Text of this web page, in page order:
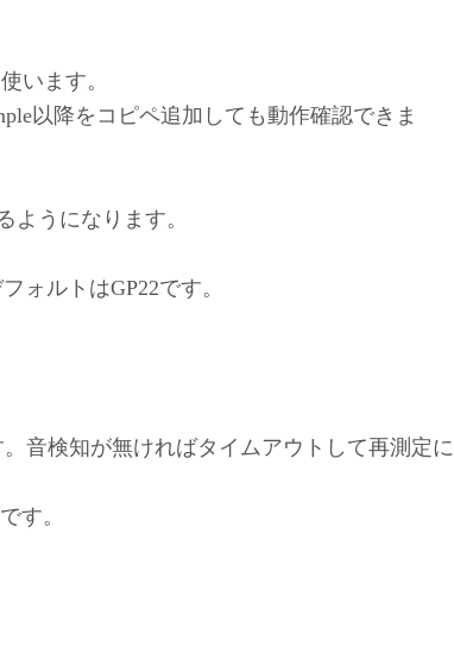
います。
以降をコピペ追加しても動作確認できま
ようになります。
ォルトはGP22です。
。音検知が無ければタイムアウトして再測定に
す。